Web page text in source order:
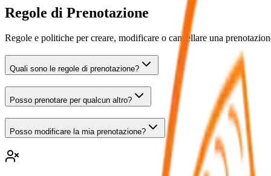
Regole di Prenotazione
Regole e politiche per creare, modificare o cancellare una
Quali sono le regole di prenotazione?
Posso prenotare per qualcun altro?
Posso modificare la mia prenotazione?